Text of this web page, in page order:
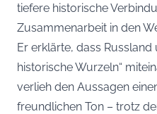
tiefere historische
Zusammenarbeit in den
Er erklärte, dass
historische Wurzeln“
verlieh den Aussagen
freundlichen Ton – trotz